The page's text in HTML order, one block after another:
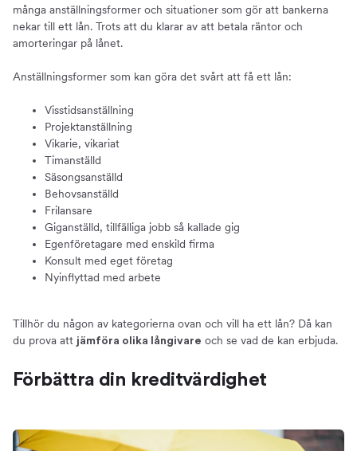
många anställningsformer och situationer som gör att bankerna
nekar till ett lån. Trots att du klarar av att betala räntor och
amorteringar på lånet.
Anställningsformer som kan göra det svårt att få ett lån:
Visstidsanställning
Projektanställning
Vikarie, vikariat
Timanställd
Säsongsanställd
Behovsanställd
Frilansare
Giganställd, tillfälliga jobb så kallade gig
Egenföretagare med enskild firma
Konsult med eget företag
Nyinflyttad med arbete
Tillhör du någon av kategorierna ovan och vill ha ett lån? Då kan
du prova att jämföra olika långivare och se vad de kan erbjuda.
Förbättra din kreditvärdighet